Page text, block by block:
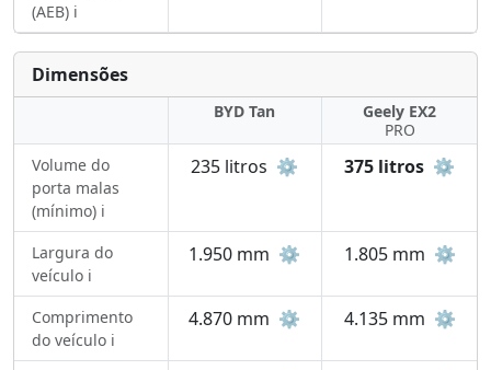
(AEB) ℹ️
Dimensões
BYD Tan
Geely EX2
PRO
Volume do
porta malas
(mínimo) ℹ️
235 litros ⚙️ 375 litros ⚙️
Largura do
veículo ℹ️
1.950 mm ⚙️ 1.805 mm ⚙️
Comprimento
do veículo ℹ️
4.870 mm ⚙️ 4.135 mm ⚙️